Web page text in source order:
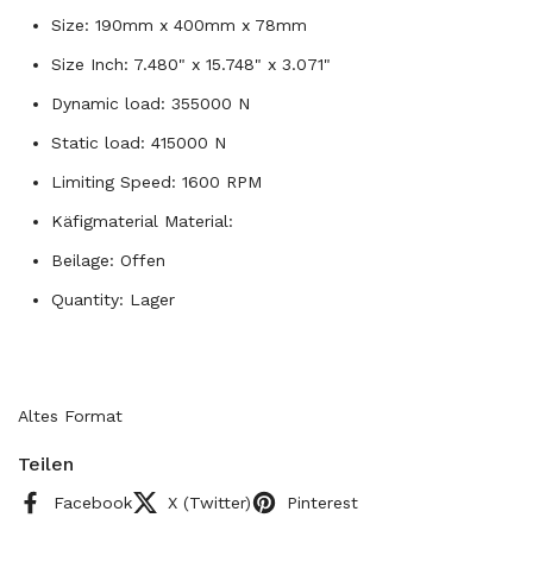
Size: 190mm x 400mm x 78mm
Size Inch: 7.480" x 15.748" x 3.071"
Dynamic load: 355000 N
Static load: 415000 N
Limiting Speed: 1600 RPM
Käfigmaterial Material:
Beilage: Offen
Quantity: Lager
Altes Format
Teilen
Facebook X (Twitter) Pinterest